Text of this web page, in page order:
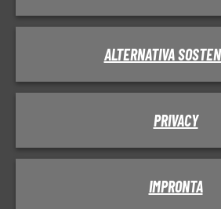
ALTERNATIVA
PRIVACY
IMPRONTA